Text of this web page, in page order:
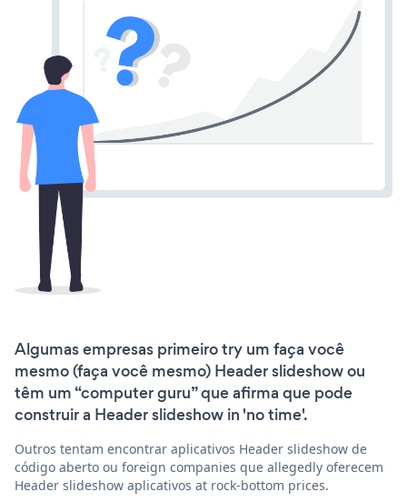
Algumas empresas primeiro try um faça você
mesmo (faça você mesmo) Header slideshow ou
têm um “computer guru” que afirma que pode
construir a Header slideshow in 'no time'.
Outros tentam encontrar aplicativos Header slideshow de
código aberto ou foreign companies que allegedly oferecem
Header slideshow aplicativos at rock-bottom prices.